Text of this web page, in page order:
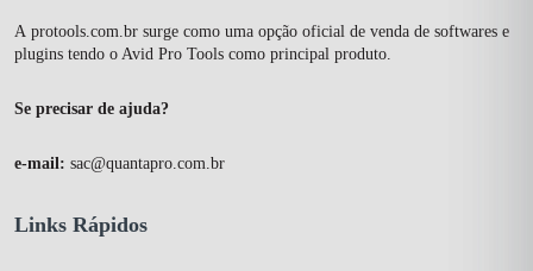
A protools.com.br surge como uma opção oficial de venda de softwares e
plugins tendo o Avid Pro Tools como principal produto.
Se precisar de ajuda?
e-mail: sac@quantapro.com.br
Links Rápidos